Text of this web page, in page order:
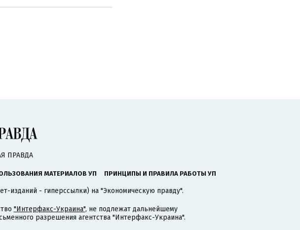
ПРАВДА
МАТЕРИАЛОВ УП ПРИНЦИПЫ И ПРАВИЛА РАБОТЫ УП
изданий - гиперссылки) на "Экономическую правду".
"Интерфакс-Украина", не подлежат дальнейшему
разрешения агентства "Интерфакс-Украина".